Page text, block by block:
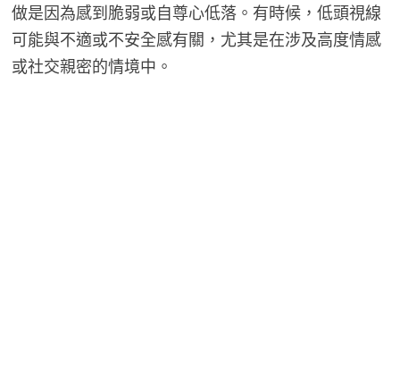
做是因為感到脆弱或自尊心低落。有時候，低頭視線
可能與不適或不安全感有關，尤其是在涉及高度情感
或社交親密的情境中。